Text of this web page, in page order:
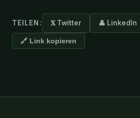
TEILEN: 𝐗 Twitter 👤 LinkedIn
🔗 Link kopieren